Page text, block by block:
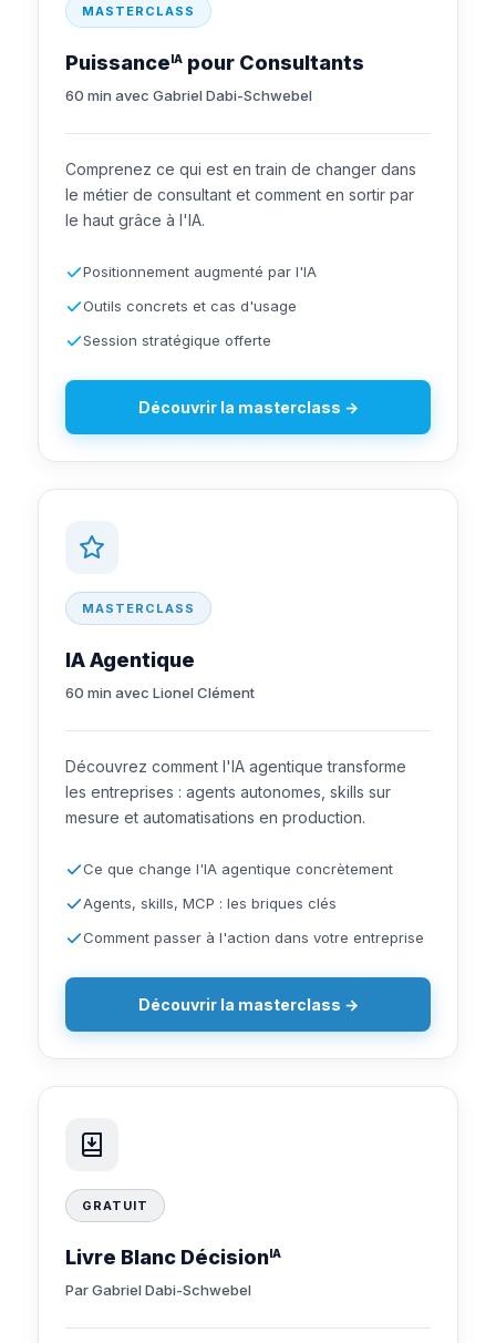
MASTERCLASS
Puissance IA pour Consultants
60 min avec Gabriel Dabi-Schwebel
Comprenez ce qui est en train de changer dans
le métier de consultant et comment en sortir par
le haut grâce à l'IA.
Positionnement augmenté par l'IA
Outils concrets et cas d'usage
Session stratégique offerte
Découvrir la masterclass →
MASTERCLASS
IA Agentique
60 min avec Lionel Clément
Découvrez comment l'IA agentique transforme
les entreprises : agents autonomes, skills sur
mesure et automatisations en production.
Ce que change l'IA agentique concrètement
Agents, skills, MCP : les briques clés
Comment passer à l'action dans votre entreprise
Découvrir la masterclass →
GRATUIT
Livre Blanc Décision IA
Par Gabriel Dabi-Schwebel